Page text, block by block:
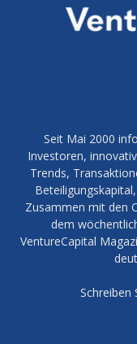
Seit Mai 2000
Investoren,
Trends,
Zusammen mit den
dem
VentureCapital
Schreiben